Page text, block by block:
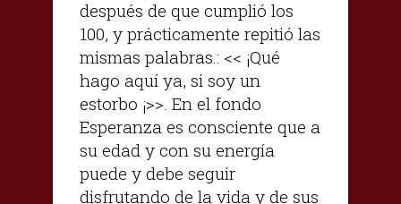
después de que cumplió los
100, y prácticamente repitió las
mismas palabras.: << ¡Qué
hago aquí ya, si soy un
estorbo ¡>>. En el fondo
Esperanza es consciente que a
su edad y con su energía
puede y debe seguir
disfrutando de la vida y de sus